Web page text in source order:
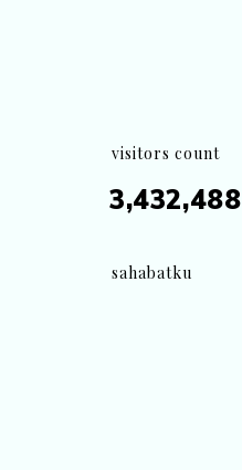
visitors count
3,432,488
sahabatku